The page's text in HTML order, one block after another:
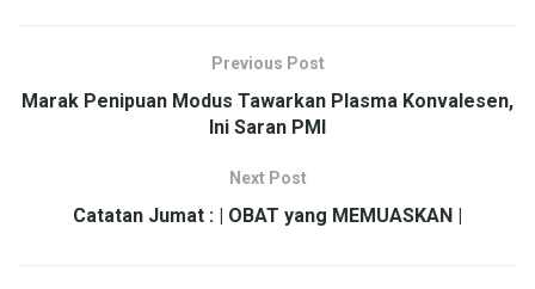
Previous Post
Marak Penipuan Modus Tawarkan Plasma Konvalesen,
Ini Saran PMI
Next Post
Catatan Jumat : | OBAT yang MEMUASKAN |